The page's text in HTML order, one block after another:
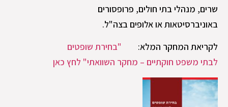
שרים, מנהלי בתי חולים, פרופסורים
באוניברסיטאות או אלופים בצה"ל.
לקריאת המחקר המלא: "בחירת שופטים
לבתי משפט חוקתיים – מחקר השוואתי" לחץ כאן